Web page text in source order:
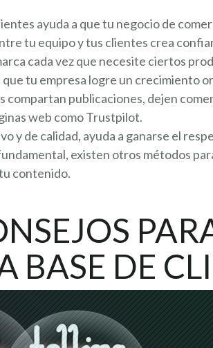
ayuda a que tu negocio de
tu equipo y tus clientes crea
cada vez que necesite ciertos
tu empresa logre un crecimiento
publicaciones, dejen
web como Trustpilot.
de calidad, ayuda a ganarse el
existen otros métodos
contenido.
BASE DE